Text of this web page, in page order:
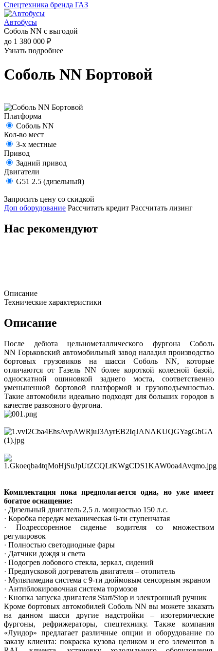
Спецтехника бренда ГАЗ
Автобусы
Соболь NN с выгодой
до 1 380 000 ₽
Узнать подробнее
Соболь NN Бортовой
Платформа
Соболь NN
Кол-во мест
3-х местные
Привод
Задний привод
Двигатели
G51 2.5 (дизельный)
Запросить цену со скидкой
Доп оборудование Рассчитать кредит Рассчитать лизинг
Нас рекомендуют
Описание
Технические характеристики
Описание
После дебюта цельнометаллического фургона Соболь
NN Горьковский автомобильный завод наладил производство
бортовых грузовиков на шасси Соболь NN, которые
отличаются от Газель NN более короткой колесной базой,
односкатной ошиновкой заднего моста, соответственно
уменьшенной бортовой платформой и грузоподъемностью.
Такие автомобили идеально подходят для больших городов в
качестве развозного фургона.
Комплектация пока предполагается одна, но уже имеет
богатое оснащение:
· Дизельный двигатель 2,5 л. мощностью 150 л.с.
· Коробка передач механическая 6-ти ступенчатая
· Подрессоренное сиденье водителя со множеством
регулировок
· Полностью светодиодные фары
· Датчики дождя и света
· Подогрев лобового стекла, зеркал, сидений
· Предпусковой догреватель двигателя – отопитель
· Мультимедиа система с 9-ти дюймовым сенсорным экраном
· Антиблокировочная система тормозов
· Кнопка запуска двигателя Start/Stop и электронный ручник
Кроме бортовых автомобилей Соболь NN вы можете заказать
на данном шасси другие надстройки – изотермические
фургоны, рефрижераторы, спецтехнику. Также компания
«Луидор» предлагает различные опции и оборудование по
заказу клиента: покраска кузова целиком и его элементов в